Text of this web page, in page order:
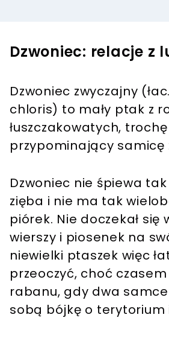
Dzwoniec: relacje z
Dzwoniec zwyczajny
chloris) to mały ptak z
łuszczakowatych, trochę
przypominający samicę
Dzwoniec nie śpiewa
zięba i nie ma tak
piórek. Nie doczekał się
wierszy i piosenek na
niewielki ptaszek więc
przeoczyć, choć
rabanu, gdy dwa
sobą bójkę o terytorium